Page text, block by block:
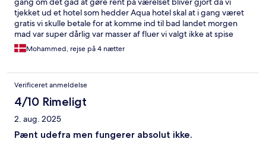
tjekket ud et hotel som hedder Aqua hotel skal at i gang været
gratis vi skulle betale for at komme ind til bad landet morgen
mad var super dårlig var masser af fluer vi valgt ikke at spise
begrund af hyggejerne årsag der
Mohammed, rejse på 4 nætter
Verificeret anmeldelse
4/10 Rimeligt
2. aug. 2025
Pænt udefra men fungerer absolut ikke.